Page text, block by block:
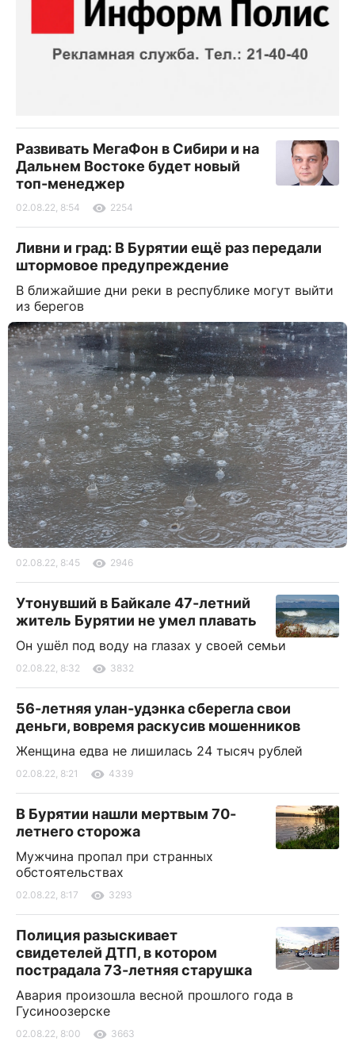
Развивать МегаФон в Сибири и на
Дальнем Востоке будет новый
топ-менеджер
02.08.22, 8:54 2254
Ливни и град: В Бурятии ещё раз передали
штормовое предупреждение
В ближайшие дни реки в республике могут выйти
из берегов
02.08.22, 8:45 2946
Утонувший в Байкале 47-летний
житель Бурятии не умел плавать
Он ушёл под воду на глазах у своей семьи
02.08.22, 8:32 3832
56-летняя улан-удэнка сберегла свои
деньги, вовремя раскусив мошенников
Женщина едва не лишилась 24 тысяч рублей
02.08.22, 8:21 4339
В Бурятии нашли мертвым 70-
летнего сторожа
Мужчина пропал при странных
обстоятельствах
02.08.22, 8:17 3293
Полиция разыскивает
свидетелей ДТП, в котором
пострадала 73-летняя старушка
Авария произошла весной прошлого года в
Гусиноозерске
02.08.22, 8:00 3663